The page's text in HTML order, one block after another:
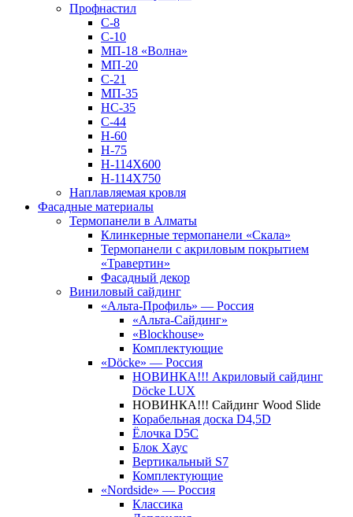
Профнастил
С-8
С-10
МП-18 «Волна»
МП-20
С-21
МП-35
НС-35
С-44
Н-60
Н-75
Н-114Х600
Н-114Х750
Наплавляемая кровля
Фасадные материалы
Термопанели в Алматы
Клинкерные термопанели «Скала»
Термопанели с акриловым покрытием
«Травертин»
Фасадный декор
Виниловый сайдинг
«Альта-Профиль» — Россия
«Альта-Сайдинг»
«Blockhouse»
Комплектующие
«Döcke» — Россия
НОВИНКА!!! Акриловый сайдинг
Döcke LUX
НОВИНКА!!! Сайдинг Wood Slide
Корабельная доска D4,5D
Ёлочка D5C
Блок Хаус
Вертикальный S7
Комплектующие
«Nordside» — Россия
Классика